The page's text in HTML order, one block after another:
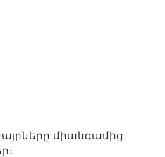
միանգամից